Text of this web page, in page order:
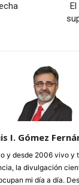
I. Gómez
y desde 2006 vivo y
la divulgación
mi día a día.